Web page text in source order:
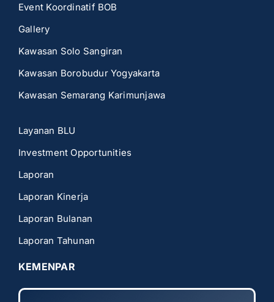
Event Koordinatif BOB
Gallery
Kawasan Solo Sangiran
Kawasan Borobudur Yogyakarta
Kawasan Semarang Karimunjawa
Layanan BLU
Investment Opportunities
Laporan
Laporan Kinerja
Laporan Bulanan
Laporan Tahunan
KEMENPAR